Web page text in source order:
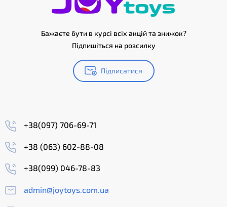
Бажаєте бути в курсі всіх акцій та знижок?
Підпишіться на розсилку
Підписатися
+38(097) 706-69-71
+38 (063) 602-88-08
+38(099) 046-78-83
admin@joytoys.com.ua